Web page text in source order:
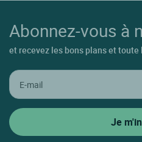
Abonnez-vous à
et recevez les bons plans et